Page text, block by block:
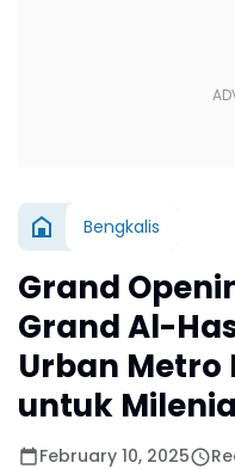
Bengkalis
Grand
Grand Al-
Urban Metro
untuk
February 10, 2025